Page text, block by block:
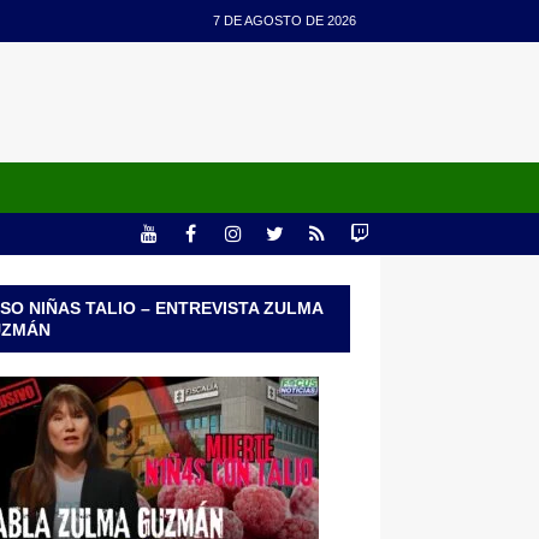
7 DE AGOSTO DE 2026
NIÑAS TALIO – ENTREVISTA ZULMA